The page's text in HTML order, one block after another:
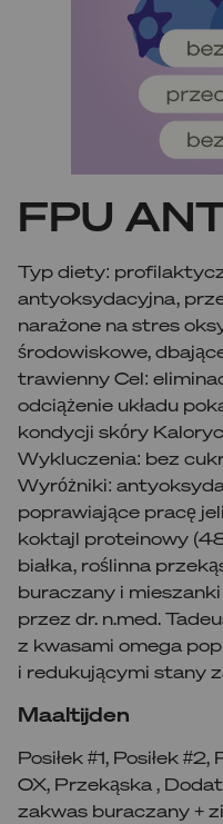
FPU
Typ diety:
antyoksydacyjna,
narażone na stres
środowiskowe,
trawienny Cel:
odciążenie układu
kondycji skóry
Wykluczenia: bez
Wyróżniki:
poprawiające pracę
koktajl proteinowy
białka, roślinna
buraczany i
przez dr. n.med.
z kwasami omega
i redukującymi stany
Maaltijden
Posiłek #1, Posiłek #2,
OX, Przekąska,
zakwas buraczany +